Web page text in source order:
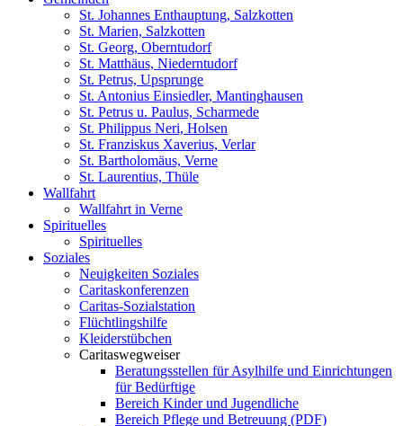
St. Johannes Enthauptung, Salzkotten
St. Marien, Salzkotten
St. Georg, Oberntudorf
St. Matthäus, Niederntudorf
St. Petrus, Upsprunge
St. Antonius Einsiedler, Mantinghausen
St. Petrus u. Paulus, Scharmede
St. Philippus Neri, Holsen
St. Franziskus Xaverius, Verlar
St. Bartholomäus, Verne
St. Laurentius, Thüle
Wallfahrt
Wallfahrt in Verne
Spirituelles
Spirituelles
Soziales
Neuigkeiten Soziales
Caritaskonferenzen
Caritas-Sozialstation
Flüchtlingshilfe
Kleiderstübchen
Caritaswegweiser
Beratungsstellen für Asylhilfe und Einrichtungen
für Bedürftige
Bereich Kinder und Jugendliche
Bereich Pflege und Betreuung (PDF)